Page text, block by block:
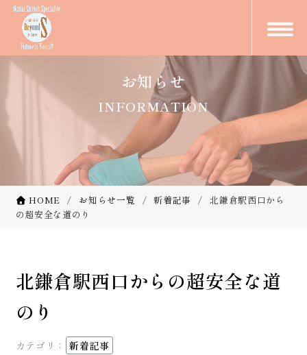
INFORMATION
お知らせ
HOME お知らせ一覧 新着記事
北鎌倉駅西口から
の超安全な道のり
北鎌倉駅西口からの超安全な道
のり
カテゴリ： 新着記事